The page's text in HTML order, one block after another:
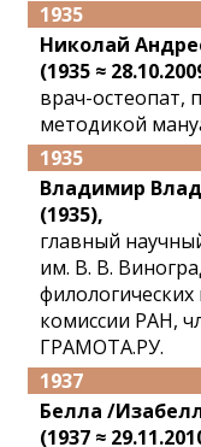
1935
Николай
(1935 ≈
врач-остеопат,
методикой
1935
Владимир
(1935),
главный
им. В. В.
комиссии РАН,
ГРАМОТА.РУ.
1937
Белла /
(1937 ≈